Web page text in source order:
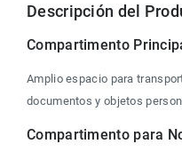
Descripción del
Compartimento
Amplio espacio para
documentos y objetos
Compartimento para